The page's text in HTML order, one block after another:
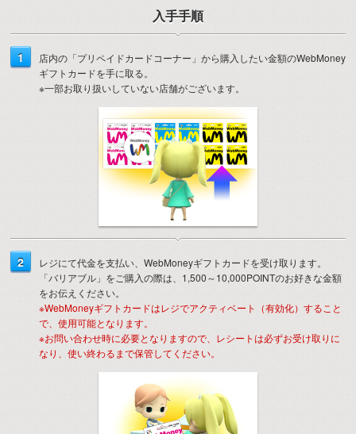
入手手順
1
店内の「プリペイドカードコーナー」から購入したい金額のWebMoney
ギフトカードを手に取る。
※一部お取り扱いしていない店舗がございます。
2
レジにて代金を支払い、WebMoneyギフトカードを受け取ります。
「バリアブル」をご購入の際は、1,500～10,000POINTのお好きな金額
をお伝えください。
※WebMoneyギフトカードはレジでアクティベート（有効化）すること
で、使用可能となります。
※お問い合わせ時に必要となりますので、レシートは必ずお受け取りに
なり、使い終わるまで保管してください。